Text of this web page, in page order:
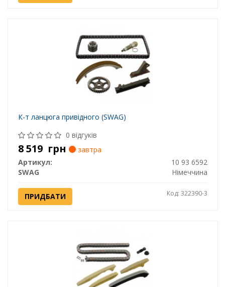
К-т ланцюга привідного (SWAG)
0 відгуків
8 519 грн
завтра
Артикул:
10 93 6592
SWAG
Німеччина
ПРИДБАТИ Код: 322390-3